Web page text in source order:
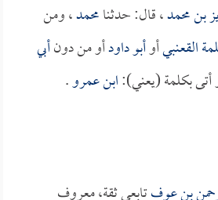
بن محمد، قال: حدثنامحمد، ومن
القعنبيأوأبو داودأو من دونأبي
بكلمة (يعني):ابن عمرو.